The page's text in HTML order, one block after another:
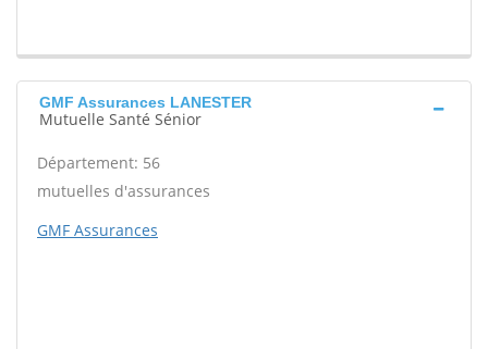
GMF Assurances LANESTER
Mutuelle Santé Sénior
Département: 56
mutuelles d'assurances
GMF Assurances